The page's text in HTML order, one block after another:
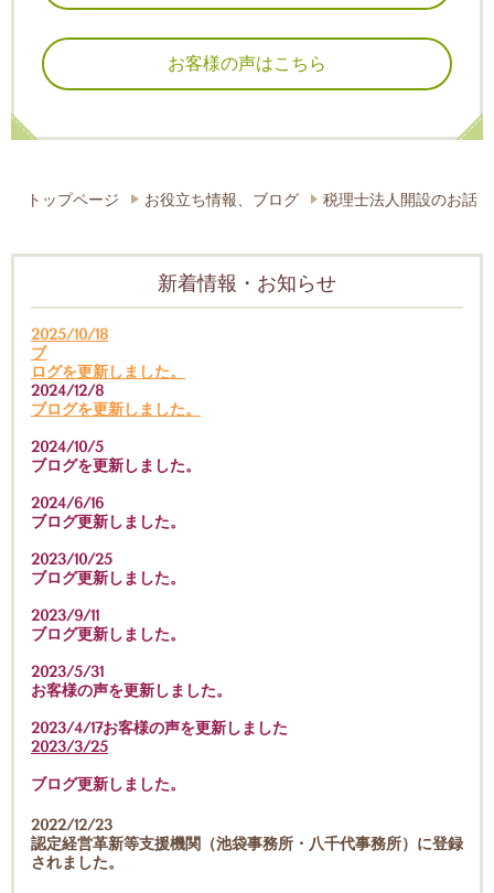
お客様の声はこちら
トップページ お役立ち情報、ブログ 税理士法人開設のお話
新着情報・お知らせ
2025/10/18
ブ
ログを更新しました。
2024/12/8
ブログを更新しました。
2024/10/5
ブログを更新しました。
2024/6/16
ブログ更新しました。
2023/10/25
ブログ更新しました。
2023/9/11
ブログ更新しました。
2023/5/31
お客様の声を更新しました。
2023/4/17お客様の声を更新しました
2023/3/25
ブログ更新しました。
2022/12/23
認定経営革新等支援機関（池袋事務所・八千代事務所）に登録
されました。